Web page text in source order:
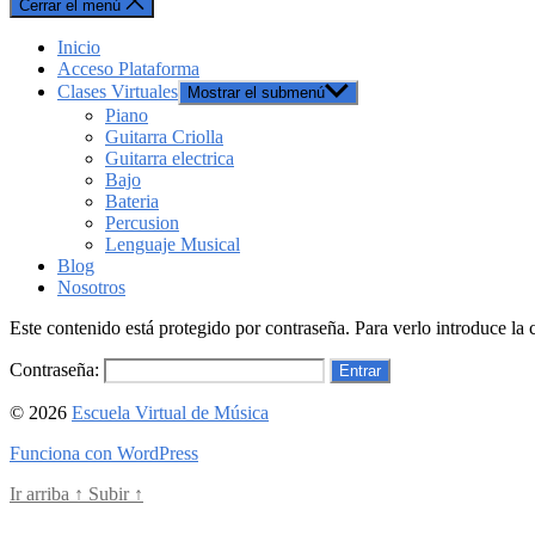
Cerrar el menú
Inicio
Acceso Plataforma
Clases Virtuales
Mostrar el submenú
Piano
Guitarra Criolla
Guitarra electrica
Bajo
Bateria
Percusion
Lenguaje Musical
Blog
Nosotros
Este contenido está protegido por contraseña. Para verlo introduce la
Contraseña:
© 2026 Escuela Virtual de Música
Funciona con WordPress
Ir arriba ↑ Subir ↑